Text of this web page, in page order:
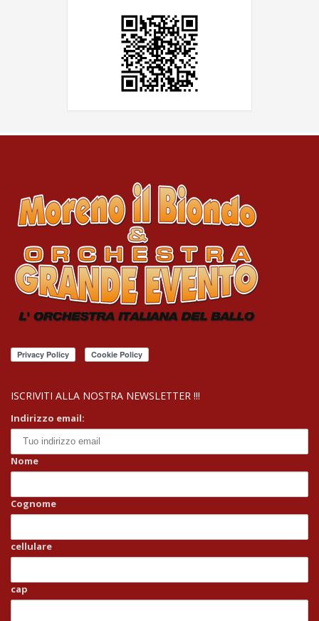
ISCRIVITI ALLA NOSTRA NEWSLETTER !!!
Indirizzo email:
Nome
Cognome
cellulare
cap